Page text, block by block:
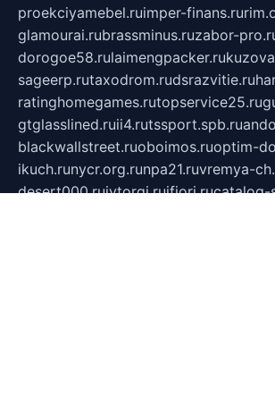
proekciyamebel.ruimper-finans.ru
glamourai.rubrassminus.ruzabor-
dorogoe58.rulaimengpacker.ru
sageerp.rutaxodrom.rudsrazvitie.ru
ratinghomegames.rutopservice25.ru
gtglasslined.ruii4.rutssport.spb.ru
blackwallstreet.ruoboimos.ruoptim-
ikuch.runycr.org.runpa21.ruvremya-
desert000.ruivtorgi.ruifiori.rucatalog-